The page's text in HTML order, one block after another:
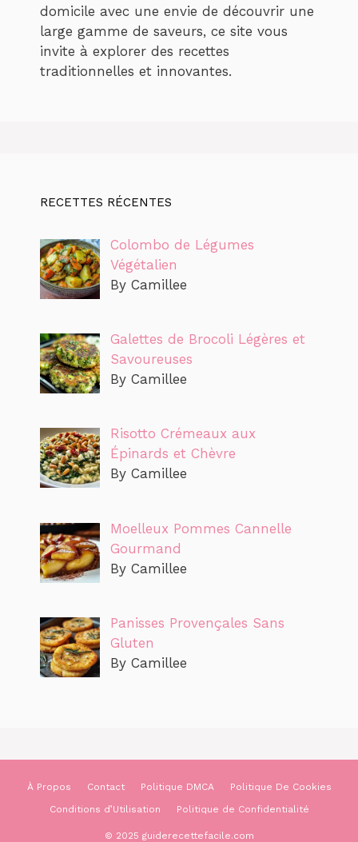
domicile avec une envie de découvrir une
large gamme de saveurs, ce site vous
invite à explorer des recettes
traditionnelles et innovantes.
RECETTES RÉCENTES
Colombo de Légumes
Végétalien
By Camillee
Galettes de Brocoli Légères et
Savoureuses
By Camillee
Risotto Crémeaux aux
Épinards et Chèvre
By Camillee
Moelleux Pommes Cannelle
Gourmand
By Camillee
Panisses Provençales Sans
Gluten
By Camillee
À Propos Contact Politique DMCA
Politique De Cookies
Conditions d’Utilisation
Politique de Confidentialité
© 2025 guiderecettefacile.com